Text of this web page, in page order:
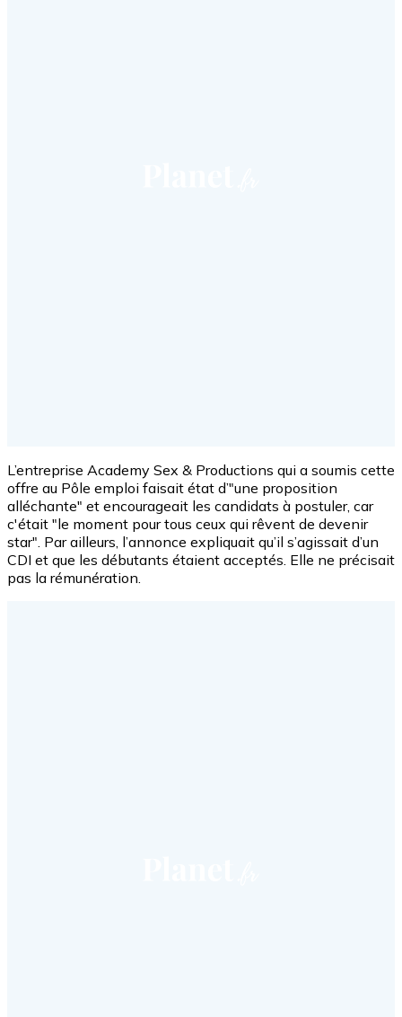
L’entreprise Academy Sex & Productions qui a soumis cette
offre au Pôle emploi faisait état d’"une proposition
alléchante" et encourageait les candidats à postuler, car
c'était "le moment pour tous ceux qui rêvent de devenir
star". Par ailleurs, l’annonce expliquait qu’il s’agissait d’un
CDI et que les débutants étaient acceptés. Elle ne précisait
pas la rémunération.